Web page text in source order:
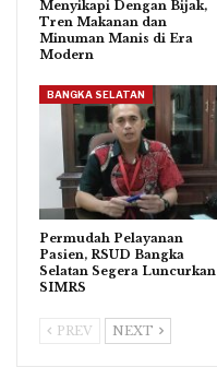
Menyikapi Dengan Bijak,
Tren Makanan dan
Minuman Manis di Era
Modern
BANGKA SELATAN
Permudah Pelayanan
Pasien, RSUD Bangka
Selatan Segera Luncurkan
SIMRS
PREV NEXT